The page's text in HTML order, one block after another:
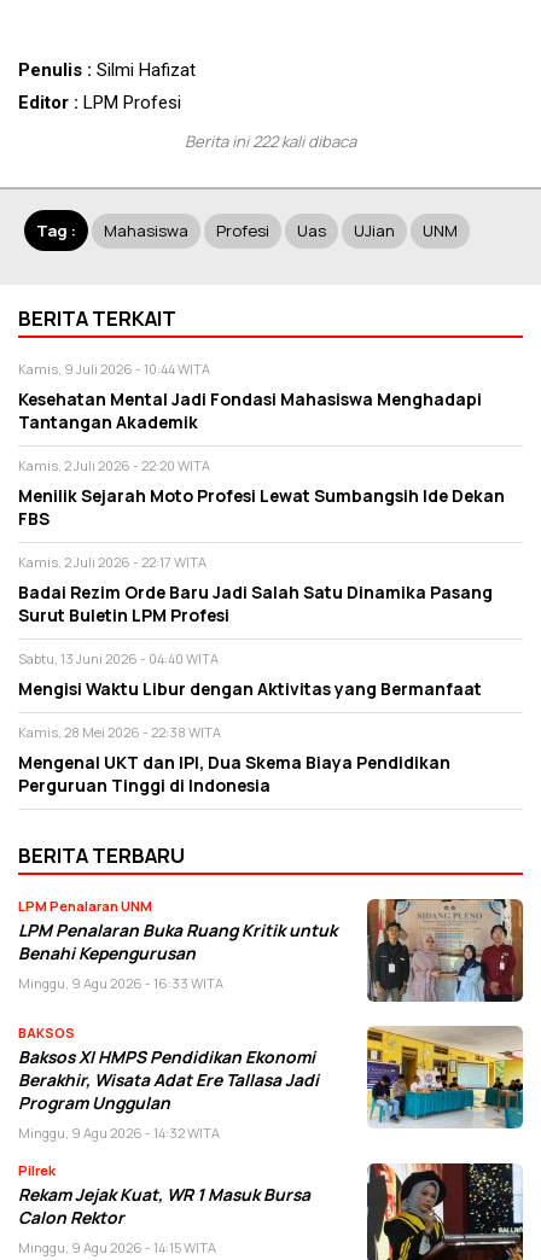
Penulis : Silmi Hafizat
Editor : LPM Profesi
Berita ini 222 kali dibaca
Tag : Mahasiswa Profesi Uas UJian UNM
BERITA TERKAIT
Kamis, 9 Juli 2026 - 10:44 WITA
Kesehatan Mental Jadi Fondasi Mahasiswa Menghadapi
Tantangan Akademik
Kamis, 2 Juli 2026 - 22:20 WITA
Menilik Sejarah Moto Profesi Lewat Sumbangsih Ide Dekan
FBS
Kamis, 2 Juli 2026 - 22:17 WITA
Badai Rezim Orde Baru Jadi Salah Satu Dinamika Pasang
Surut Buletin LPM Profesi
Sabtu, 13 Juni 2026 - 04:40 WITA
Mengisi Waktu Libur dengan Aktivitas yang Bermanfaat
Kamis, 28 Mei 2026 - 22:38 WITA
Mengenal UKT dan IPI, Dua Skema Biaya Pendidikan
Perguruan Tinggi di Indonesia
BERITA TERBARU
LPM Penalaran UNM
LPM Penalaran Buka Ruang Kritik untuk
Benahi Kepengurusan
Minggu, 9 Agu 2026 - 16:33 WITA
BAKSOS
Baksos XI HMPS Pendidikan Ekonomi
Berakhir, Wisata Adat Ere Tallasa Jadi
Program Unggulan
Minggu, 9 Agu 2026 - 14:32 WITA
Pilrek
Rekam Jejak Kuat, WR 1 Masuk Bursa
Calon Rektor
Minggu, 9 Agu 2026 - 14:15 WITA